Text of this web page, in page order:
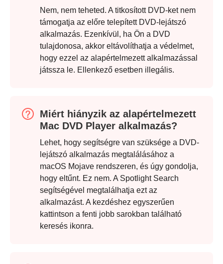
Nem, nem teheted. A titkosított DVD-ket nem
támogatja az előre telepített DVD-lejátszó
alkalmazás. Ezenkívül, ha Ön a DVD
tulajdonosa, akkor eltávolíthatja a védelmet,
hogy ezzel az alapértelmezett alkalmazással
játssza le. Ellenkező esetben illegális.
Miért hiányzik az alapértelmezett
Mac DVD Player alkalmazás?
Lehet, hogy segítségre van szüksége a DVD-
lejátszó alkalmazás megtalálásához a
macOS Mojave rendszeren, és úgy gondolja,
hogy eltűnt. Ez nem. A Spotlight Search
segítségével megtalálhatja ezt az
alkalmazást. A kezdéshez egyszerűen
kattintson a fenti jobb sarokban található
keresés ikonra.